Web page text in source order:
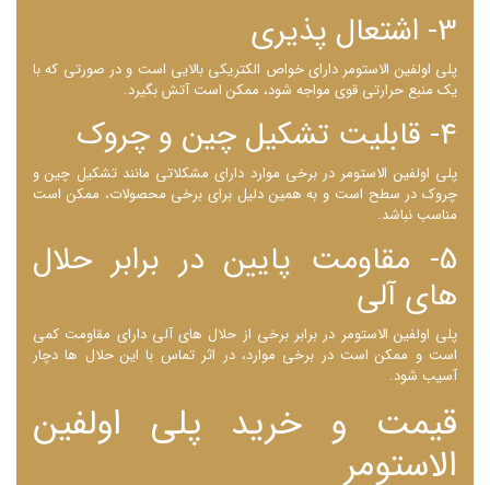
3- اشتعال پذیری
پلی اولفین الاستومر دارای خواص الکتریکی بالایی است و در صورتی که با
یک منبع حرارتی قوی مواجه شود، ممکن است آتش بگیرد.
4- قابلیت تشکیل چین و چروک
پلی اولفین الاستومر در برخی موارد دارای مشکلاتی مانند تشکیل چین و
چروک در سطح است و به همین دلیل برای برخی محصولات، ممکن است
مناسب نباشد.
5- مقاومت پایین در برابر حلال
‌های آلی
پلی اولفین الاستومر در برابر برخی از حلال‌ های آلی دارای مقاومت کمی
است و ممکن است در برخی موارد، در اثر تماس با این حلال ‌ها دچار
آسیب شود.
قیمت و خرید پلی اولفین
الاستومر